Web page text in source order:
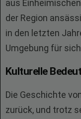
aus
der Region
in den letzten
Umgebung für
Kulturelle
Die Geschichte
zurück, und trotz